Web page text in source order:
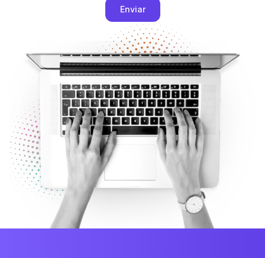
Enviar